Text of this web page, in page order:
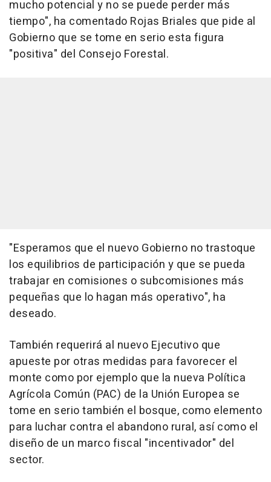
mucho potencial y no se puede perder más
tiempo", ha comentado Rojas Briales que pide al
Gobierno que se tome en serio esta figura
"positiva" del Consejo Forestal.
"Esperamos que el nuevo Gobierno no trastoque
los equilibrios de participación y que se pueda
trabajar en comisiones o subcomisiones más
pequeñas que lo hagan más operativo", ha
deseado.
También requerirá al nuevo Ejecutivo que
apueste por otras medidas para favorecer el
monte como por ejemplo que la nueva Política
Agrícola Común (PAC) de la Unión Europea se
tome en serio también el bosque, como elemento
para luchar contra el abandono rural, así como el
diseño de un marco fiscal "incentivador" del
sector.